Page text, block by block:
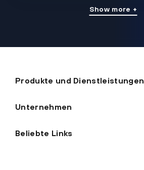
Show more +
Produkte und Dienstleistungen
Unternehmen
Beliebte Links